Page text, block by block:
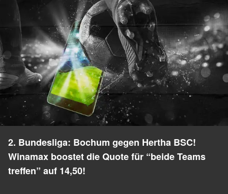
2. Bundesliga: Bochum gegen Hertha BSC!
Winamax boostet die Quote für “beide Teams
treffen” auf 14,50!